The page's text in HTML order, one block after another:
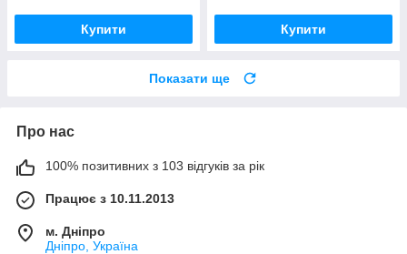
Купити Купити
Показати ще
Про нас
100% позитивних з 103 відгуків за рік
Працює з 10.11.2013
м. Дніпро
Дніпро, Україна